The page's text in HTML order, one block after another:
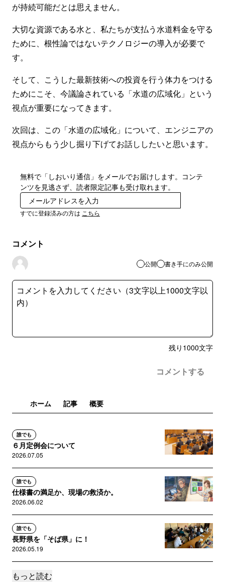
が持続可能だとは思えません。
大切な資源である水と、私たちが支払う水道料金を守る
ために、根性論ではないテクノロジーの導入が必要で
す。
そして、こうした最新技術への投資を行う体力をつける
ためにこそ、今議論されている「水道の広域化」という
視点が重要になってきます。
次回は、この「水道の広域化」について、エンジニアの
視点からもう少し掘り下げてお話ししたいと思います。
無料で「しおいり通信」をメールでお届けします。コンテ
ンツを見逃さず、読者限定記事も受け取れます。
すでに登録済みの方は こちら
コメント
公開 書き手にのみ公開
残り 1000文字
コメントする
ホーム 記事 概要
誰でも
６月定例会について
2026.07.05
誰でも
仕様書の満足か、現場の救済か。
2026.06.02
誰でも
長野県を「そば県」に！
2026.05.19
誰でも
もっと読む